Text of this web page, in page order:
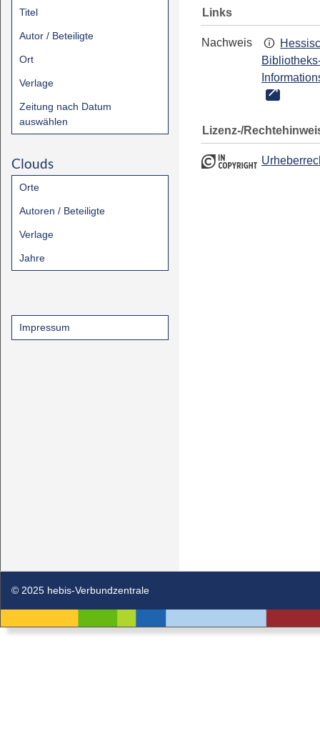
Titel
Autor / Beteiligte
Ort
Verlage
Zeitung nach Datum
auswählen
Clouds
Orte
Autoren / Beteiligte
Verlage
Jahre
Impressum
Links
Nachweis
Lizenz-/
© 2025 hebis-Verbundzentrale